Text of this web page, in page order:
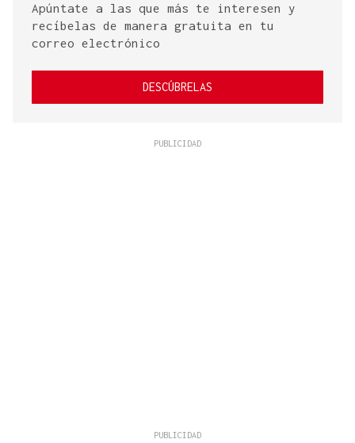
Apúntate a las que más te interesen y
recíbelas de manera gratuita en tu
correo electrónico
DESCÚBRELAS